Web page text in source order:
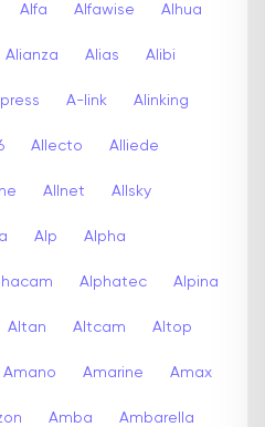
Alfa Alfawise Alhua
Alianza Alias Alibi
A-link Alinking
Allecto Alliede
Allnet Allsky
Alp Alpha
Alphatec Alpina
Altan Altcam Altop
Amano Amarine Amax
Amba Ambarella